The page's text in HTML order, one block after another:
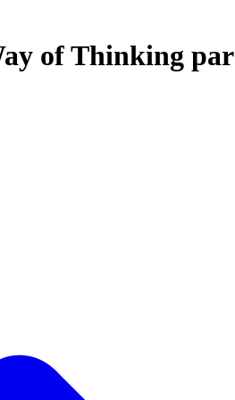
of Thinking par